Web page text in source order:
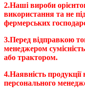
2.Наші вироби
використання та не
фермерських
3.Перед відправкою
менеджером
або трактором.
4.Наявність
персонального